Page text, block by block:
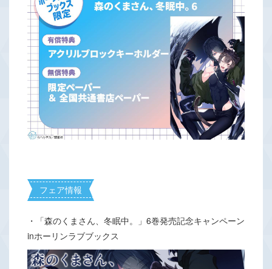
フェア情報
・「森のくまさん、冬眠中。」6巻発売記念キャンペーン
inホーリンラブブックス